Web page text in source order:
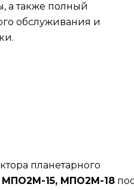
а также полный
обслуживания и
планетарного
15, МПО2М-18